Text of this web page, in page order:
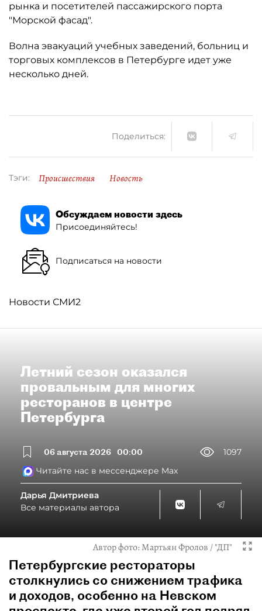
рынка и посетителей пассажирского порта
"Морской фасад".
Волна эвакуаций учебных заведений, больниц и
торговых комплексов в Петербурге идет уже
несколько дней.
Поделиться:
Тэги: Происшествия Новость
Обсуждаем новости здесь
Присоединяйтесь!
Подписаться на новости
Новости СМИ2
Летний сезон оказался
провальным для многих
ресторанов в центре
Петербурга
06 августа 2026 00:00
1097
Читайте нас в мессенджере Max
Дарья Дмитриева
Все материалы автора
Автор фото:Мартьян Фролов / "ДП"
Петербургские рестораторы
столкнулись со снижением трафика
и доходов, особенно на Невском